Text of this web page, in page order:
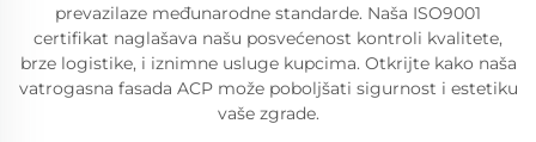
prevazilaze međunarodne standarde. Naša ISO9001
certifikat naglašava našu posvećenost kontroli kvalitete,
brze logistike, i iznimne usluge kupcima. Otkrijte kako naša
vatrogasna fasada ACP može poboljšati sigurnost i estetiku
vaše zgrade.